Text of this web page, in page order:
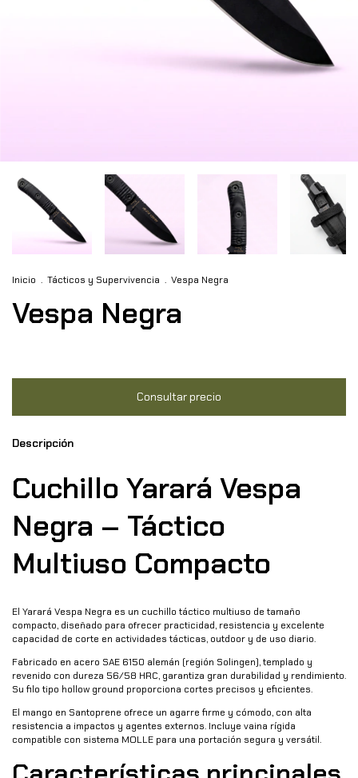
Inicio . Tácticos y Supervivencia . Vespa Negra
Vespa Negra
Descripción
Cuchillo Yarará Vespa
Negra – Táctico
Multiuso Compacto
El Yarará Vespa Negra es un cuchillo táctico multiuso de tamaño
compacto, diseñado para ofrecer practicidad, resistencia y excelente
capacidad de corte en actividades tácticas, outdoor y de uso diario.
Fabricado en acero SAE 6150 alemán (región Solingen), templado y
revenido con dureza 56/58 HRC, garantiza gran durabilidad y rendimiento.
Su filo tipo hollow ground proporciona cortes precisos y eficientes.
El mango en Santoprene ofrece un agarre firme y cómodo, con alta
resistencia a impactos y agentes externos. Incluye vaina rígida
compatible con sistema MOLLE para una portación segura y versátil.